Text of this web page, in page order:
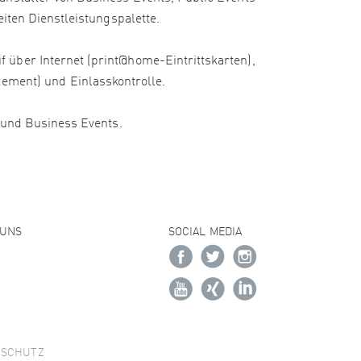
Dienstleistungspalette.
über Internet (print@home-Eintrittskarten),
und Einlasskontrolle.
Business Events.
SOCIAL MEDIA